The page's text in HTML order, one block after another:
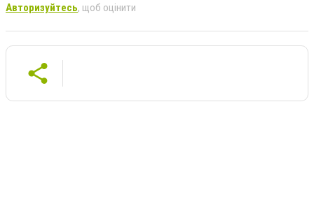
Авторизуйтесь, щоб оцінити